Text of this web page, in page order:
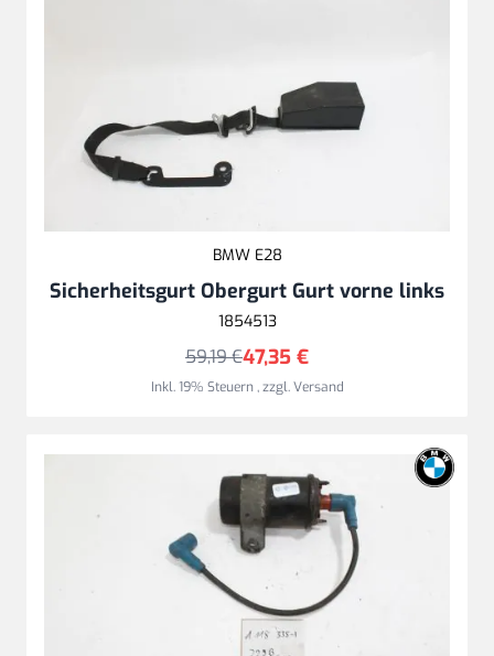
BMW E28
Sicherheitsgurt Obergurt Gurt vorne links
1854513
47,35 €
59,19 €
Inkl. 19% Steuern,zzgl.Versand